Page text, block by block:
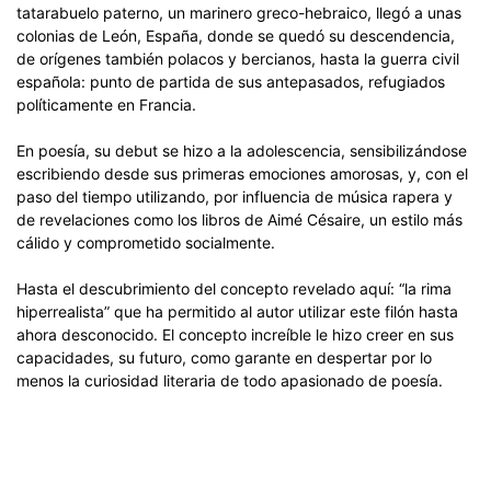
tatarabuelo paterno, un marinero greco-hebraico, llegó a unas
colonias de León, España, donde se quedó su descendencia,
de orígenes también polacos y bercianos, hasta la guerra civil
española: punto de partida de sus antepasados, refugiados
políticamente en Francia.
En poesía, su debut se hizo a la adolescencia, sensibilizándose
escribiendo desde sus primeras emociones amorosas, y, con el
paso del tiempo utilizando, por influencia de música rapera y
de revelaciones como los libros de Aimé Césaire, un estilo más
cálido y comprometido socialmente.
Hasta el descubrimiento del concepto revelado aquí: “la rima
hiperrealista” que ha permitido al autor utilizar este filón hasta
ahora desconocido. El concepto increíble le hizo creer en sus
capacidades, su futuro, como garante en despertar por lo
menos la curiosidad literaria de todo apasionado de poesía.